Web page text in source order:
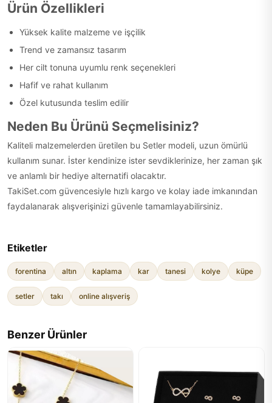
Ürün Özellikleri
Yüksek kalite malzeme ve işçilik
Trend ve zamansız tasarım
Her cilt tonuna uyumlu renk seçenekleri
Hafif ve rahat kullanım
Özel kutusunda teslim edilir
Neden Bu Ürünü Seçmelisiniz?
Kaliteli malzemelerden üretilen bu Setler modeli, uzun ömürlü
kullanım sunar. İster kendinize ister sevdiklerinize, her zaman şık
ve anlamlı bir hediye alternatifi olacaktır.
TakiSet.com güvencesiyle hızlı kargo ve kolay iade imkanından
faydalanarak alışverişinizi güvenle tamamlayabilirsiniz.
Etiketler
forentina altın kaplama kar tanesi kolye küpe
setler takı online alışveriş
Benzer Ürünler